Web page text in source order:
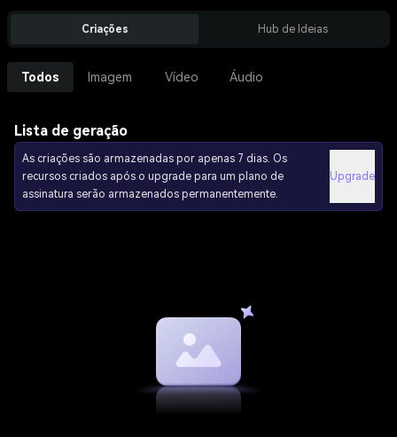
Criações Hub de Ideias
Todos Imagem Vídeo Áudio
Lista de geração
As criações são armazenadas por apenas 7 dias. Os
recursos criados após o upgrade para um plano de
assinatura serão armazenados permanentemente.
Upgrade